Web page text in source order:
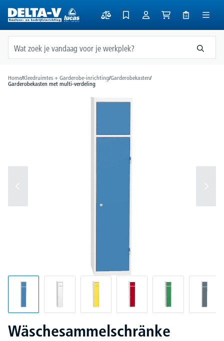
Home/Kleedruimtes + Garderobe-inrichting/Garderobekasten/
Garderobekasten met multi-verdeling
Wäschesammelschränke